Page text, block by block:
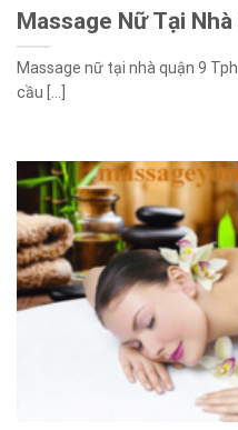
Massage Nữ Tại
Massage nữ tại nhà quận 9
cầu [...]